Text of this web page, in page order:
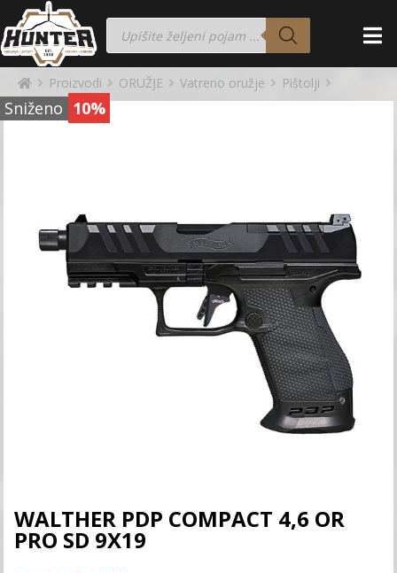
Proizvodi ORUŽJE Vatreno oružje Pištolji
Sniženo 10%
WALTHER PDP COMPACT 4,6 OR
PRO SD 9X19